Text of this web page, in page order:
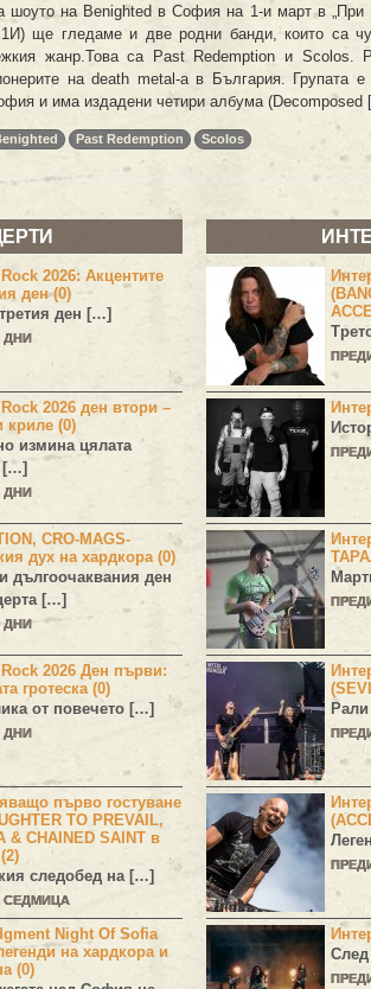
шоуто на Benighted в София на 1-и март в „При
ще гледаме и две родни банди, които са
жанр.Това са Past Redemption и Scolos.
на death metal-а в България. Групата
и има издадени четири албума
Past Redemption Scolos
2026: Акцентите
ден (0)
ден […]
ДНИ
2026 ден втори –
криле (0)
измина цялата
[…]
ДНИ
CRO-MAGS-
дух на хардкора (0)
дългоочаквания ден
[…]
ДНИ
2026 Ден първи:
гротеска (0)
от повечето […]
ДНИ
първо гостуване
TO PREVAIL,
& CHAINED SAINT в
следобед на […]
СЕДМИЦА
Night Of Sofia
на хардкора и
(0)